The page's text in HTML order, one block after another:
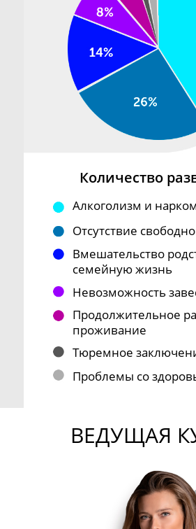
Количество
Алкоголизм и
Отсутствие
Вмешательство
семейную жизнь
Невозможность
Продолжительное
проживание
Тюремное
Проблемы со
ВЕДУЩАЯ